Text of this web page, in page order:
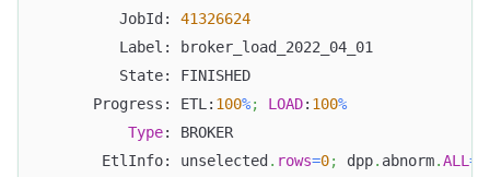
         JobId:
41326624
         Label: broker_load_2022_04_01
         State: FINISHED
      Progress: ETL:
100%; LOAD: 100%
Type: BROKER
       EtlInfo: unselected
. rows=0; dpp. abnorm.ALL =